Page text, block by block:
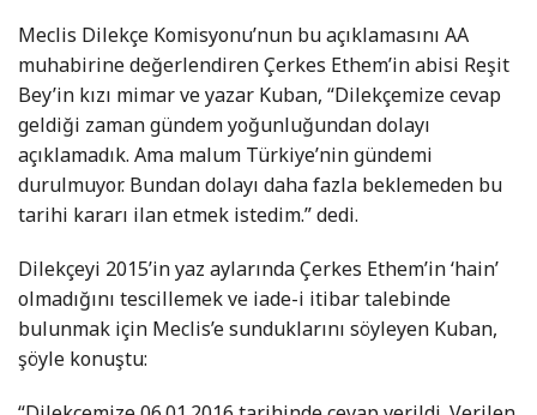
Meclis Dilekçe Komisyonu’nun bu açıklamasını AA
muhabirine değerlendiren Çerkes Ethem’in abisi Reşit
Bey’in kızı mimar ve yazar Kuban, “Dilekçemize cevap
geldiği zaman gündem yoğunluğundan dolayı
açıklamadık. Ama malum Türkiye’nin gündemi
durulmuyor. Bundan dolayı daha fazla beklemeden bu
tarihi kararı ilan etmek istedim.” dedi.
Dilekçeyi 2015’in yaz aylarında Çerkes Ethem’in ‘hain’
olmadığını tescillemek ve iade-i itibar talebinde
bulunmak için Meclis’e sunduklarını söyleyen Kuban,
şöyle konuştu: